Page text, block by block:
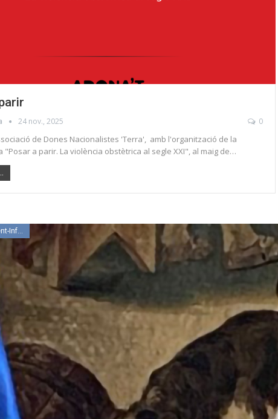
24 nov., 2025 0
de Dones Nacionalistes 'Terra', amb l'organització de la
"Posar a parir. La violència obstètrica al segle XXI", al maig de…
Assaig-Pensament-Informació